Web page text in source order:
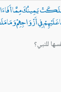
مَلَكَتْ يَمِينُكَ مِمَّا
عَلَيْهِمْ فِي أَزْوَاجِهِمْ
للنبي؟